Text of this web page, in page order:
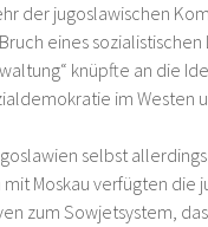
der jugoslawischen
eines
knüpfte an die
im Westen
selbst
Moskau verfügten die
zum Sowjetsystem,